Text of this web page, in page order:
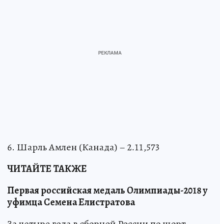
6. Шарль Амлен (Канада) – 2.11,573
ЧИТАЙТЕ ТАКЖЕ
Первая российская медаль Олимпиады-2018 у
уфимца Семена Елистратова